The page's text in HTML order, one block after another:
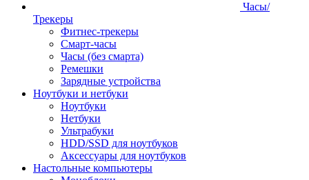
Часы/
Трекеры
Фитнес-трекеры
Смарт-часы
Часы (без смарта)
Ремешки
Зарядные устройства
Ноутбуки и нетбуки
Ноутбуки
Нетбуки
Ультрабуки
HDD/SSD для ноутбуков
Аксессуары для ноутбуков
Настольные компьютеры